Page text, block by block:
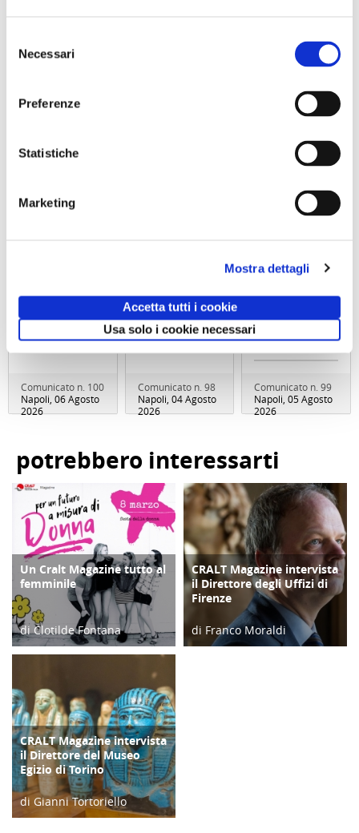
delNecessari
Preferenze
Statistiche
Marketing
Mostra dettagli
Accetta tutti i cookie
Usa solo i cookie necessari
Comunicato n. 100
Napoli, 06 Agosto
2026
Settembre 2026
ore 09:30
Comunicato n. 98
Napoli, 04 Agosto
2026
Visita serale
NOTTE AL
MUSICA E
Sabato 26
Settembre ore
19:30
Comunicato n. 99
Napoli, 05 Agosto
2026
potrebbero interessarti
COPERTINA
Un Cralt Magazine tutto al
femminile
di Clotilde Fontana
28/02/23
COPERTINA
CRALT Magazine intervista
il Direttore degli Uffizi di
Firenze
di Franco Moraldi
COPERTINA
CRALT Magazine intervista
il Direttore del Museo
Egizio di Torino
di Gianni Tortoriello